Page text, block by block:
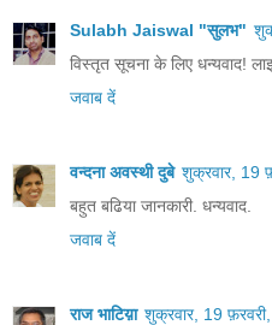
Sulabh Jaiswal "सुलभ"
विस्तृत सूचना के लिए धन्यवाद!
जवाब दें
वन्दना अवस्थी दुबे शुक्रवार, 19
बहुत बढिया जानकारी. धन्यवाद.
जवाब दें
राज भाटिय़ा शुक्रवार, 19